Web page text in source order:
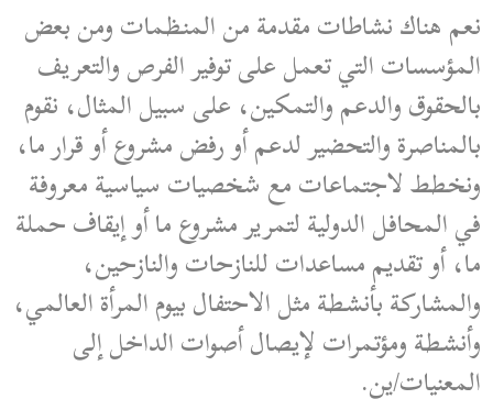
نعم هناك نشاطات مقدمة من المنظمات ومن بعض
المؤسسات التي تعمل على توفير الفرص والتعريف
بالحقوق والدعم والتمكين، على سبيل المثال، نقوم
بالمناصرة والتحضير لدعم أو رفض مشروع أو قرار ما،
ونخطط لاجتماعات مع شخصيات سياسية معروفة
في المحافل الدولية لتمرير مشروع ما أو إيقاف حملة
ما، أو تقديم مساعدات للنازحات والنازحين،
والمشاركة بأنشطة مثل الاحتفال بيوم المرأة العالمي،
وأنشطة ومؤتمرات لإيصال أصوات الداخل إلى
المعنيات/ين.